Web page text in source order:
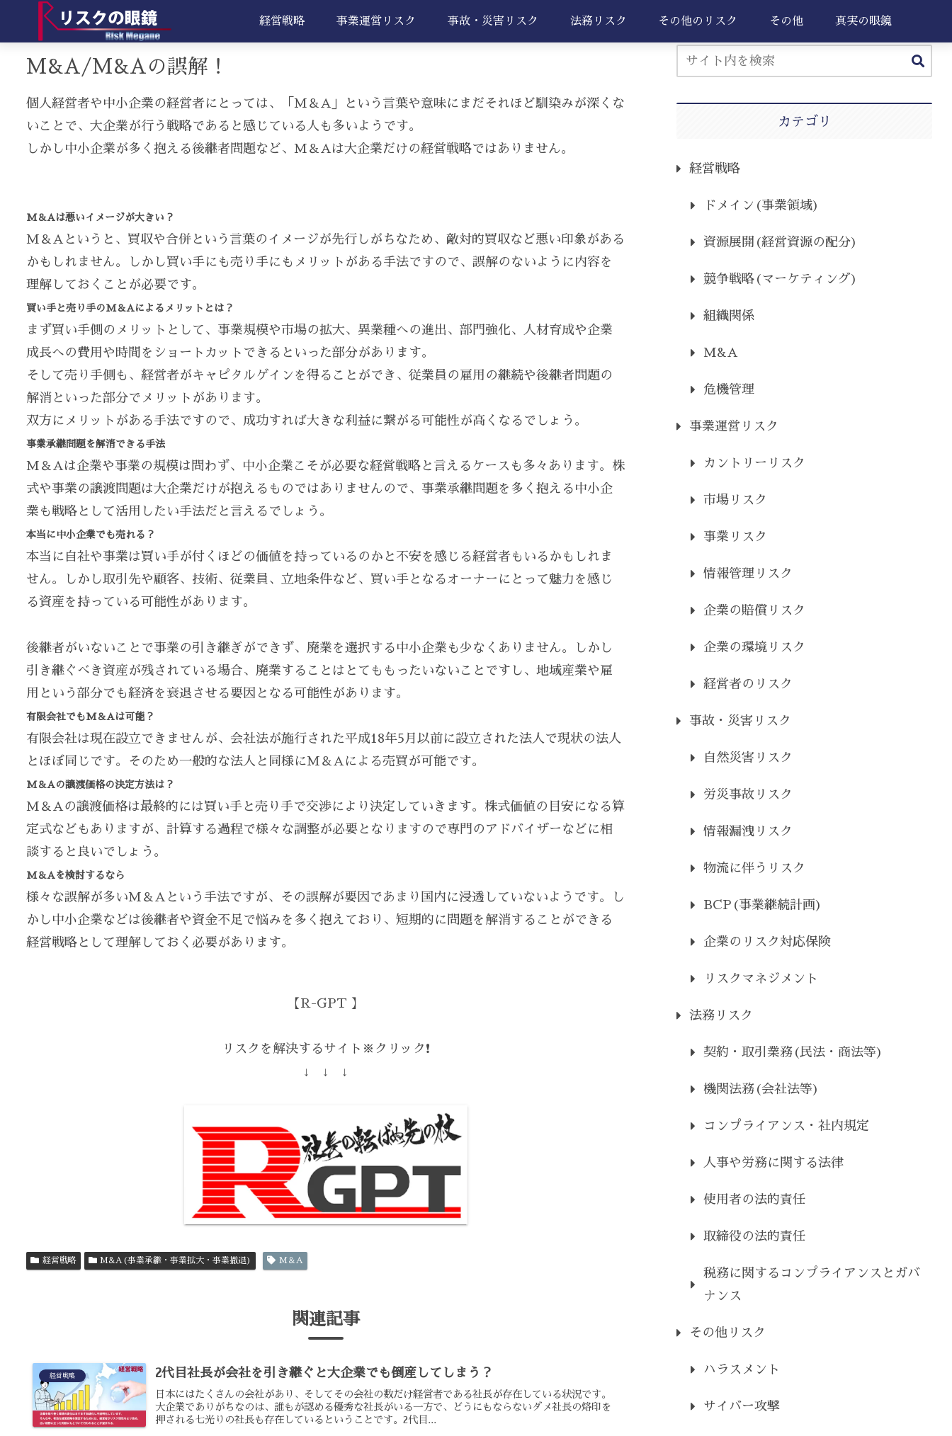
経営戦略 事業運営リスク 事故・災害リスク 法務リスク その他のリスク その他 真実の眼鏡
M&A/M&Aの誤解！
個人経営者や中小企業の経営者にとっては、「M＆A」という言葉や意味にまだそれほど馴染みが深くな
いことで、大企業が行う戦略であると感じている人も多いようです。
しかし中小企業が多く抱える後継者問題など、M＆Aは大企業だけの経営戦略ではありません。
M＆Aは悪いイメージが大きい？
M＆Aというと、買収や合併という言葉のイメージが先行しがちなため、敵対的買収など悪い印象がある
かもしれません。しかし買い手にも売り手にもメリットがある手法ですので、誤解のないように内容を
理解しておくことが必要です。
買い手と売り手のM＆Aによるメリットとは？
まず買い手側のメリットとして、事業規模や市場の拡大、異業種への進出、部門強化、人材育成や企業
成長への費用や時間をショートカットできるといった部分があります。
そして売り手側も、経営者がキャピタルゲインを得ることができ、従業員の雇用の継続や後継者問題の
解消といった部分でメリットがあります。
双方にメリットがある手法ですので、成功すれば大きな利益に繋がる可能性が高くなるでしょう。
事業承継問題を解消できる手法
M＆Aは企業や事業の規模は問わず、中小企業こそが必要な経営戦略と言えるケースも多々あります。株
式や事業の譲渡問題は大企業だけが抱えるものではありませんので、事業承継問題を多く抱える中小企
業も戦略として活用したい手法だと言えるでしょう。
本当に中小企業でも売れる？
本当に自社や事業は買い手が付くほどの価値を持っているのかと不安を感じる経営者もいるかもしれま
せん。しかし取引先や顧客、技術、従業員、立地条件など、買い手となるオーナーにとって魅力を感じ
る資産を持っている可能性があります。
後継者がいないことで事業の引き継ぎができず、廃業を選択する中小企業も少なくありません。しかし
引き継ぐべき資産が残されている場合、廃業することはとてももったいないことですし、地域産業や雇
用という部分でも経済を衰退させる要因となる可能性があります。
有限会社でもM＆Aは可能？
有限会社は現在設立できませんが、会社法が施行された平成18年5月以前に設立された法人で現状の法人
とほぼ同じです。そのため一般的な法人と同様にM＆Aによる売買が可能です。
M＆Aの譲渡価格の決定方法は？
M＆Aの譲渡価格は最終的には買い手と売り手で交渉により決定していきます。株式価値の目安になる算
定式などもありますが、計算する過程で様々な調整が必要となりますので専門のアドバイザーなどに相
談すると良いでしょう。
M＆Aを検討するなら
様々な誤解が多いM＆Aという手法ですが、その誤解が要因であまり国内に浸透していないようです。し
かし中小企業などは後継者や資金不足で悩みを多く抱えており、短期的に問題を解消することができる
経営戦略として理解しておく必要があります。
【R-GPT 】
リスクを解決するサイト※クリック❗️
↓ ↓ ↓
経営戦略 M&A(事業承継・事業拡大・事業撤退) M＆A
関連記事
経営戦略 2代目社長が会社を引き継ぐと大企業でも倒産してしまう？
日本にはたくさんの会社があり、そしてその会社の数だけ経営者である社長が存在している状況です。
大企業でありがちなのは、誰もが認める優秀な社長がいる一方で、どうにもならないダメ社長の烙印を
押される七光りの社長も存在しているということです。2代目...
カテゴリ
経営戦略
ドメイン(事業領域)
資源展開(経営資源の配分)
競争戦略(マーケティング)
組織関係
M&A
危機管理
事業運営リスク
カントリーリスク
市場リスク
事業リスク
情報管理リスク
企業の賠償リスク
企業の環境リスク
経営者のリスク
事故・災害リスク
自然災害リスク
労災事故リスク
情報漏洩リスク
物流に伴うリスク
BCP(事業継続計画)
企業のリスク対応保険
リスクマネジメント
法務リスク
契約・取引業務(民法・商法等)
機関法務(会社法等)
コンプライアンス・社内規定
人事や労務に関する法律
使用者の法的責任
取締役の法的責任
税務に関するコンプライアンスとガバ
ナンス
その他リスク
ハラスメント
サイバー攻撃